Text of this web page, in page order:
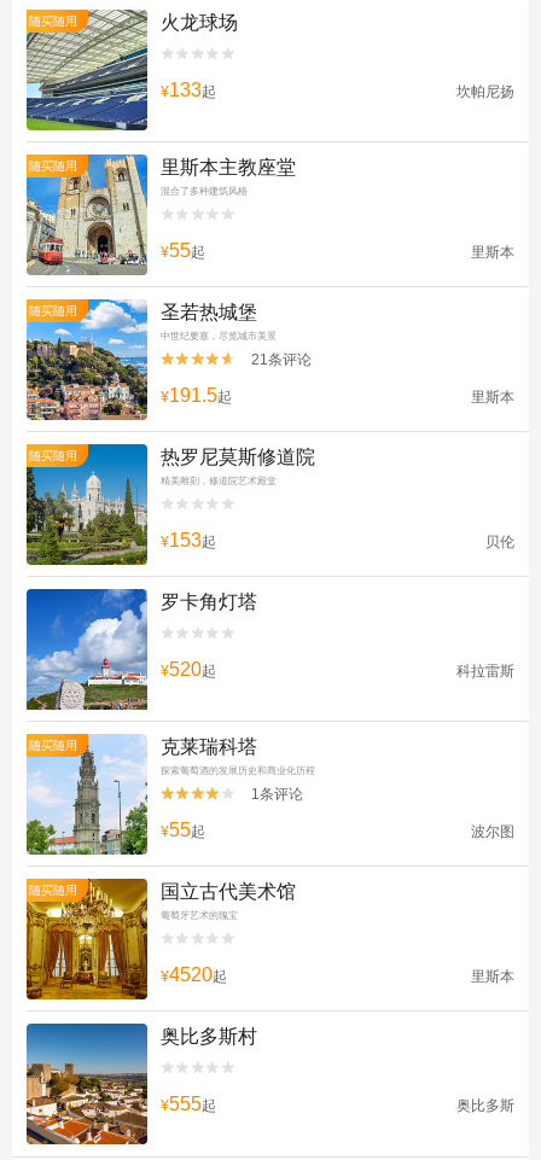
随买随用 火龙球场


¥133起 坎帕尼扬
随买随用 里斯本主教座堂
混合了多种建筑风格


¥55起 里斯本
随买随用 圣若热城堡
中世纪要塞，尽览城市美景

 21条评论
¥191.5起 里斯本
随买随用 热罗尼莫斯修道院
精美雕刻，修道院艺术殿堂


¥153起 贝伦
罗卡角灯塔


¥520起 科拉雷斯
随买随用 克莱瑞科塔
探索葡萄酒的发展历史和商业化历程

 1条评论
¥55起 波尔图
随买随用 国立古代美术馆
葡萄牙艺术的瑰宝


¥4520起 里斯本
奥比多斯村


¥555起 奥比多斯